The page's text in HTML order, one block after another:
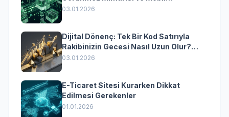
Dönüşümün Kurumsal Anahtarı
03.01.2026
Dijital Dönenç: Tek Bir Kod Satırıyla
Rakibinizin Gecesi Nasıl Uzun Olur?
(Kurumsal Yazılımın Güçlü Rolü)
03.01.2026
E-Ticaret Sitesi Kurarken Dikkat
Edilmesi Gerekenler
01.01.2026